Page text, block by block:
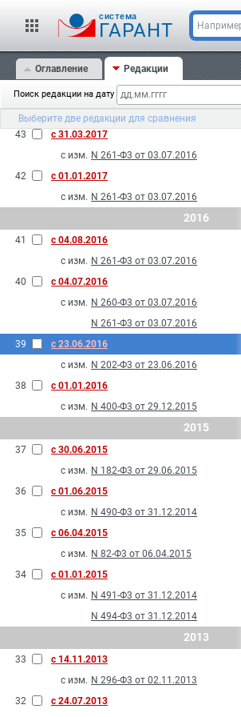
cистема
ГАРАНТ
Оглавление Редакции
Поиск редакции на дату
Выберите две редакции для сравнения
с изм.
N 433-Ф3 от 28.12.2017
45
с 31.07.2017
с изм.
N 278-Ф3 от 29.07.2017
44
с 01.07.2017
с изм. N 261-Ф3 от 03.07.2016
43
с 31.03.2017
с изм. N 261-Ф3 от 03.07.2016
42
с 01.01.2017
с изм. N 261-Ф3 от 03.07.2016
2016
41
с 04.08.2016
с изм. N 261-Ф3 от 03.07.2016
40
с 04.07.2016
с изм. N 260-Ф3 от 03.07.2016
N 261-Ф3 от 03.07.2016
39
с 23.06.2016
с изм. N 202-Ф3 от 23.06.2016
38
с 01.01.2016
с изм. N 400-Ф3 от 29.12.2015
2015
37
с 30.06.2015
с изм. N 182-Ф3 от 29.06.2015
36
с 01.06.2015
с изм. N 490-Ф3 от 31.12.2014
35
с 06.04.2015
с изм. N 82-Ф3 от 06.04.2015
34
с 01.01.2015
с изм. N 491-Ф3 от 31.12.2014
N 494-Ф3 от 31.12.2014
2013
33
с 14.11.2013
с изм. N 296-Ф3 от 02.11.2013
32
с 24.07.2013